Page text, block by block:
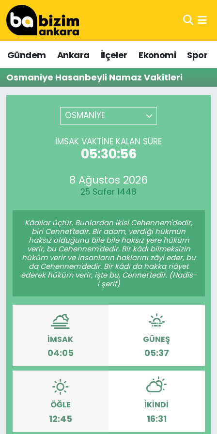
Gündem Ankara İlçeler Ekonomi
Spor
Osmaniye Hasanbeyli Namaz Vakitleri
OSMANİYE
İMSAK VAKTINE KALAN SÜRE
05:30:56
8 Ağustos 2026
25 Safer 1448
Kâdılar üçtür. Bunlardan ikisi Cehennem'dedir,
biri Cennet'tedir. Bir adam, verdiği hükmün
haksız olduğunu bile bile haksız yere hüküm
verir, bu Cehennem'dedir. Bir kâdı bilmeksizin
hüküm verir ve insanların haklarını zâyi eder, bu
da Cehennem'dedir. Bir kâdı da hakka riâyet
ederek hüküm verir, işte bu, Cennet'tedir. (Hadis-
i şerif)
İMSAK
04:05
GÜNEŞ
05:37
ÖĞLE
12:45
İKINDI
16:31
Hava Durumu
Trafik Durumu
Süper Lig Puan Durumu ve Fikstür
Tüm Manşetler
Son Dakika Haberleri